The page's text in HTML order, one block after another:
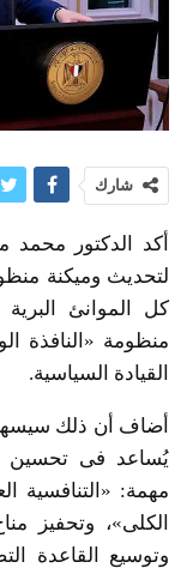
شارك
أكد الدكتور محمد
لتحديث وميكنة
كل الموانئ البرية
منظومة «النافذة
القيادة السياسية.
أضاف أن ذلك
يُساعد فى تحسين
مهمة: «التنافسية
الكلى»، وتحفيز
وتوسيع القاعدة